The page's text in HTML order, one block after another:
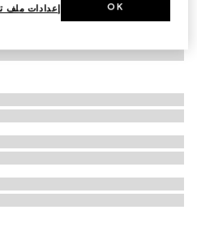
إعدادات ملف OK